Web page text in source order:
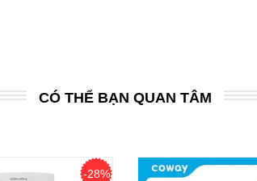
CÓ THỂ BẠN QUAN TÂM
-28%